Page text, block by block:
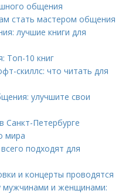
общения
стать мастером общения
лучшие книги для
Топ-10 книг
скиллс: что читать для
улучшите свои
Санкт-Петербурге
мира
подходят для
и концерты проводятся
мужчинами и женщинами: